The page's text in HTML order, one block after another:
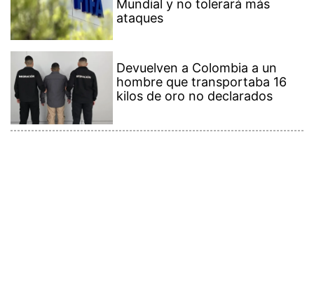
Mundial y no tolerará más
ataques
Devuelven a Colombia a un
hombre que transportaba 16
kilos de oro no declarados